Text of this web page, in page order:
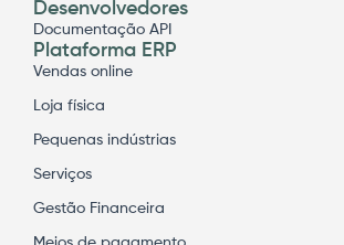
Desenvolvedores
Documentação API
Plataforma ERP
Vendas online
Loja física
Pequenas indústrias
Serviços
Gestão Financeira